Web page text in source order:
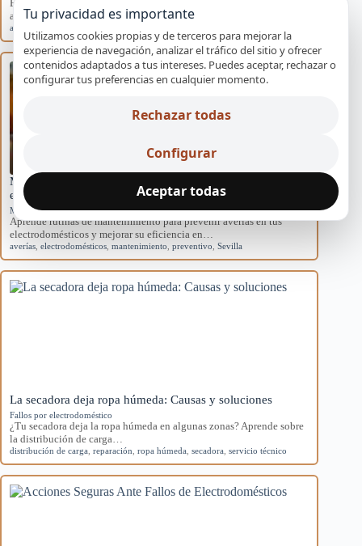
Explora las causas del rendimiento disminuido en aires
acondicionados domésticos y cómo afectan al sistema.
aire acondicionado
Mantenimiento básico para evitar averías en
electrodomésticos
Mantenimiento preventivo
Aprende rutinas de mantenimiento para prevenir averías en tus
electrodomésticos y mejorar su eficiencia en…
averías electrodomésticos mantenimiento preventivo Sevilla
La secadora deja ropa húmeda: Causas y soluciones
Fallos por electrodoméstico
¿Tu secadora deja la ropa húmeda en algunas zonas? Aprende sobre
la distribución de carga…
distribución de carga reparación ropa húmeda secadora servicio técnico
Tu privacidad es importante
Utilizamos cookies propias y de terceros para mejorar la
experiencia de navegación, analizar el tráfico del sitio y ofrecer
contenidos adaptados a tus intereses. Puedes aceptar, rechazar o
configurar tus preferencias en cualquier momento.
Rechazar todas
Configurar
Aceptar todas